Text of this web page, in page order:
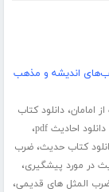
اندیشه و مذهب
امامان،دانلود کتاب
دانلود احادیث pdf ،
کتاب حدیث،ضرب
در مورد پیشگیری،
المثل های قدیمی،